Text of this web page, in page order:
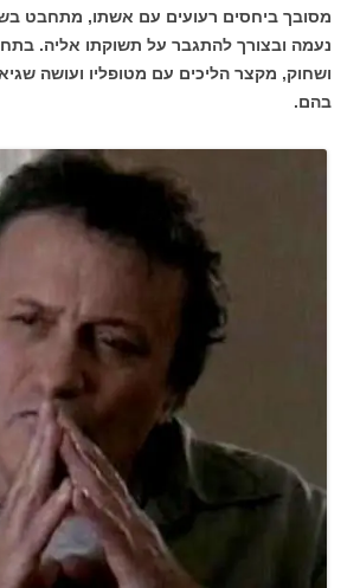
מסובך ביחסים רעועים עם אשתו, מתחבט
נעמה ובצורך להתגבר על תשוקתו אליה.
ושחוק, מקצר הליכים עם מטופליו ועושה
בהם.